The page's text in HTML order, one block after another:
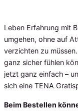
Leben Erfahrung mit
umgehen, ohne auf
verzichten zu
ganz sicher fühlen
jetzt ganz einfach –
sich eine TENA
Beim Bestellen